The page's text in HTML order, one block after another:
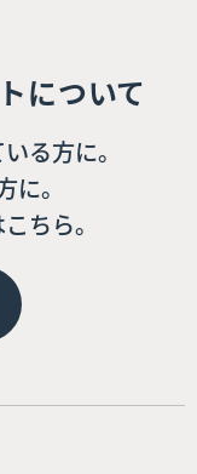
について
る方に。
。
ちら。